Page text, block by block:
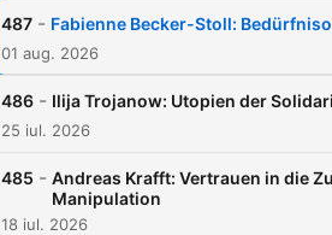
487 - Fabienne Becker-Stoll:
01 aug. 2026
486 - Ilija Trojanow: Utopien der
25 iul. 2026
485 - Andreas Krafft: Vertrauen in die
Manipulation
18 iul. 2026